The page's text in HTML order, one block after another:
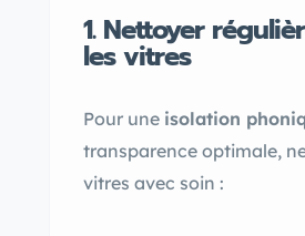
1. Nettoyer
les vitres
Pour une isolation
transparence optimale,
vitres avec soin :